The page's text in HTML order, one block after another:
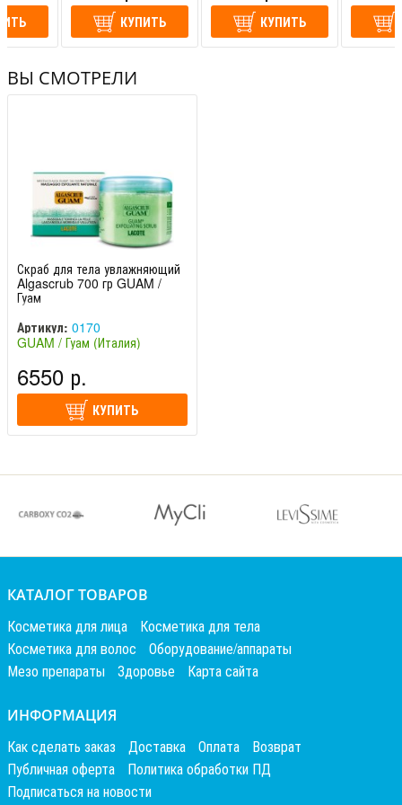
КУПИТЬ КУПИТЬ
ВЫ СМОТРЕЛИ
Скраб для тела увлажняющий
Algascrub 700 гр GUAM /
Гуам
Артикул: 0170
GUAM / Гуам (Италия)
6550 р.
КУПИТЬ
КАТАЛОГ ТОВАРОВ
Косметика для лица
Косметика для тела
Косметика для волос
Оборудование/аппараты
Мезо препараты
Здоровье Карта сайта
ИНФОРМАЦИЯ
Как сделать заказ Доставка Оплата
Возврат
Публичная оферта
Политика обработки ПД
Подписаться на новости